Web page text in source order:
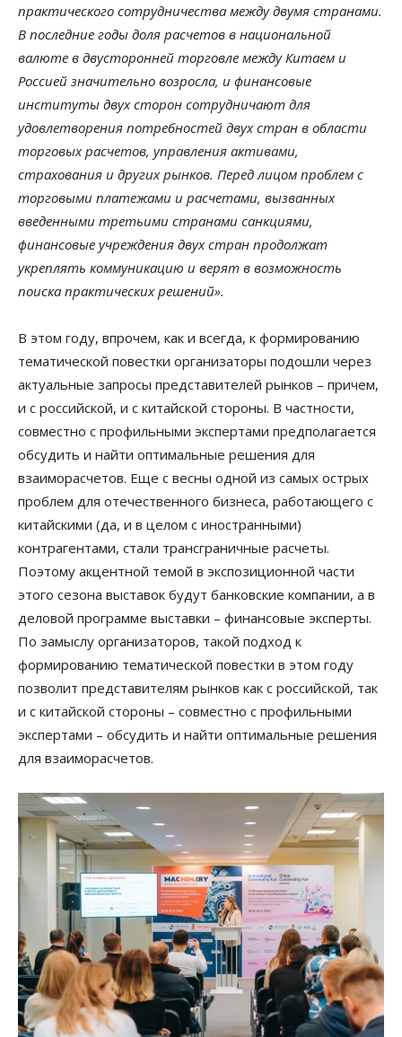
практического сотрудничества между двумя странами.
В последние годы доля расчетов в национальной
валюте в двусторонней торговле между Китаем и
Россией значительно возросла, и финансовые
институты двух сторон сотрудничают для
удовлетворения потребностей двух стран в области
торговых расчетов, управления активами,
страхования и других рынков. Перед лицом проблем с
торговыми платежами и расчетами, вызванных
введенными третьими странами санкциями,
финансовые учреждения двух стран продолжат
укреплять коммуникацию и верят в возможность
поиска практических решений».
В этом году, впрочем, как и всегда, к формированию
тематической повестки организаторы подошли через
актуальные запросы представителей рынков – причем,
и с российской, и с китайской стороны. В частности,
совместно с профильными экспертами предполагается
обсудить и найти оптимальные решения для
взаиморасчетов. Еще с весны одной из самых острых
проблем для отечественного бизнеса, работающего с
китайскими (да, и в целом с иностранными)
контрагентами, стали трансграничные расчеты.
Поэтому акцентной темой в экспозиционной части
этого сезона выставок будут банковские компании, а в
деловой программе выставки – финансовые эксперты.
По замыслу организаторов, такой подход к
формированию тематической повестки в этом году
позволит представителям рынков как с российской, так
и с китайской стороны – совместно с профильными
экспертами – обсудить и найти оптимальные решения
для взаиморасчетов.